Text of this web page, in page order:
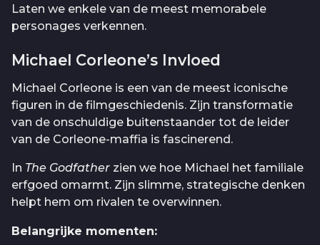
Laten we enkele van de meest memorabele
personages verkennen.
Michael Corleone’s Invloed
Michael Corleone is een van de meest iconische
figuren in de filmgeschiedenis. Zijn transformatie
van de onschuldige buitenstaander tot de leider
van de Corleone-maffia is fascinerend.
In The Godfather zien we hoe Michael het familiale
erfgoed omarmt. Zijn slimme, strategische denken
helpt hem om rivalen te overwinnen.
Belangrijke momenten: